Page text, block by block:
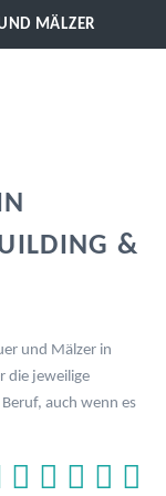
MÄLZER
&
und Mälzer in
die jeweilige
auch wenn es